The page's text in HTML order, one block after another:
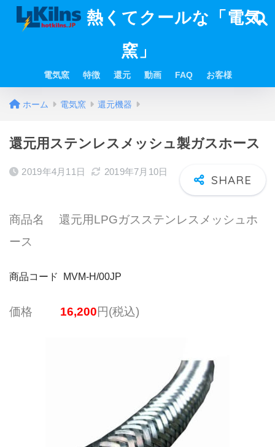
熱くてクールな「電気
窯」
電気窯 特徴 還元 動画 FAQ お客様
ホーム 電気窯 還元機器
還元用ステンレスメッシュ製ガスホース
2019年4月11日 2019年7月10日
商品名 還元用LPGガスステンレスメッシュホ
ース
商品コード MVM-H/00JP
価格 16,200円(税込)